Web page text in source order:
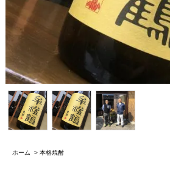
ホーム > 本格焼酎